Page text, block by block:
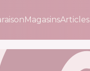
MagasinsArticles